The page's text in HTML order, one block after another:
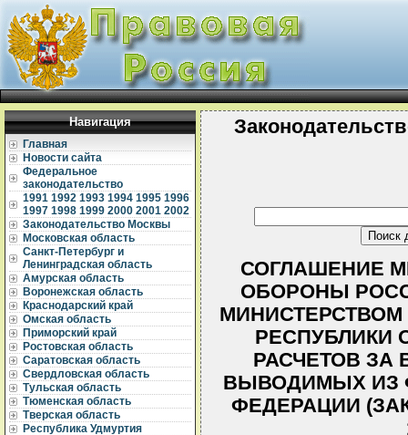
Навигация
Главная
Новости сайта
Федеральное
законодательство
1991 1992 1993 1994 1995 1996
1997 1998 1999 2000 2001 2002
Законодательство Москвы
Московская область
Санкт-Петербург и
Ленинградская область
Амурская область
Воронежская область
Краснодарский край
Омская область
Приморский край
Ростовская область
Саратовская область
Свердловская область
Тульская область
Тюменская область
Тверская область
Республика Удмуртия
СОГЛАШЕНИЕ
ОБОРОНЫ
РЕСПУБЛИКИ
РАСЧЕТОВ ЗА
ВЫВОДИМЫХ ИЗ
ФЕДЕРАЦИИ